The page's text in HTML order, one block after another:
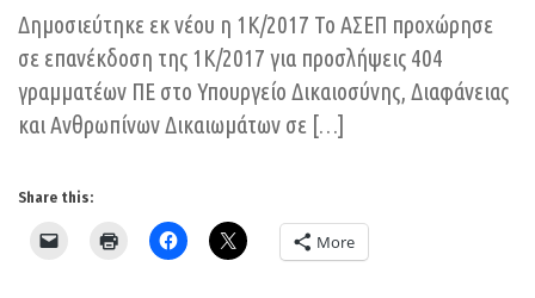
Δημοσιεύτηκε εκ νέου η 1Κ/2017 Το ΑΣΕΠ προχώρησε
σε επανέκδοση της 1Κ/2017 για προσλήψεις 404
γραμματέων ΠΕ στο Υπουργείο Δικαιοσύνης, Διαφάνειας
και Ανθρωπίνων Δικαιωμάτων σε […]
Share this:
More